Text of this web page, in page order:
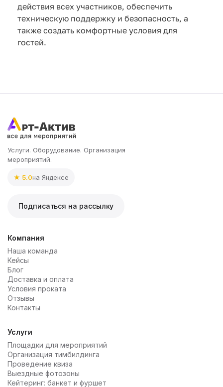
действия всех участников, обеспечить
техническую поддержку и безопасность, а
также создать комфортные условия для
гостей.
Услуги. Оборудование. Организация
мероприятий.
★ 5.0на Яндексе
Подписаться на рассылку
Компания
Наша команда
Кейсы
Блог
Доставка и оплата
Условия проката
Отзывы
Контакты
Услуги
Площадки для мероприятий
Организация тимбилдинга
Проведение квиза
Выездные фотозоны
Кейтеринг: банкет и фуршет